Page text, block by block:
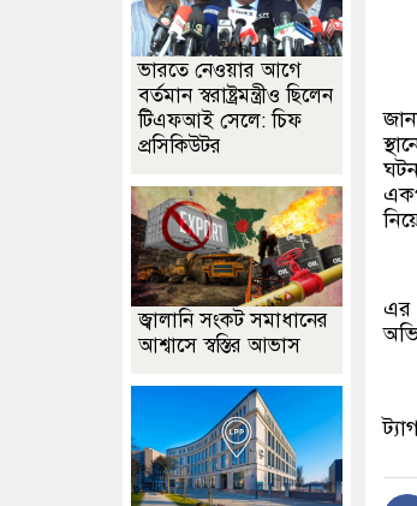
এর
ভারতে নেওয়ার আগে
বর্তমান স্বরাষ্ট্রমন্ত্রীও ছিলেন
টিএফআই সেলে: চিফ
প্রসিকিউটর
জ্বালানি সংকট সমাধানের
আশ্বাসে স্বস্তির আভাস